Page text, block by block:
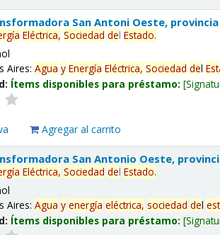
San Antoni Oeste, provincia
Eléctrica, Sociedad delEstado.
Aires:Agua y Energía Eléctrica, Sociedad del
Ítems disponibles para préstamo:
Agregar al carrito
San Antonio Oeste,
Eléctrica, Sociedad delEstado.
Aires:Agua y energía eléctrica, sociedad del
Ítems disponibles para préstamo: